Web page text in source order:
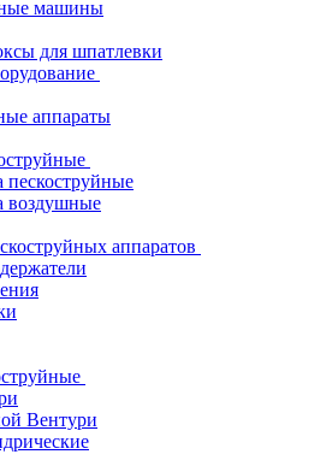
машины
для шпатлевки
аппараты
пескоструйные
воздушные
аппаратов
Вентури